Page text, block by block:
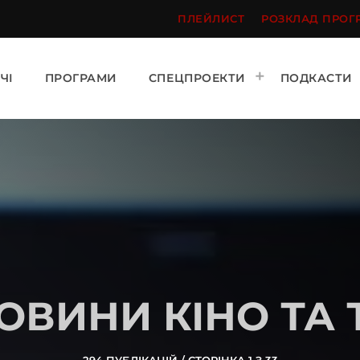
ПЛЕЙЛИСТ РОЗКЛАД
ПРОГРАМИ СПЕЦПРОЕКТИ ПОДКАСТИ
КІНО ТА